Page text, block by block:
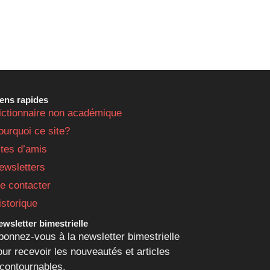
rapides
non académique
ce site?
d’amis
contacter
bimestrielle
vous à la newsletter bimestrielle
recevoir les nouveautés et articles